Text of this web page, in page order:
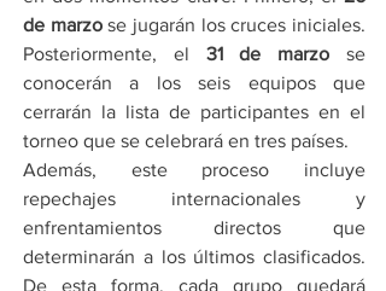
de marzo se jugarán los cruces iniciales.
Posteriormente, el 31 de marzo se
conocerán a los seis equipos que
cerrarán la lista de participantes en el
torneo que se celebrará en tres países.
Además, este proceso incluye
repechajes internacionales y
enfrentamientos directos que
determinarán a los últimos clasificados.
De esta forma, cada grupo quedará